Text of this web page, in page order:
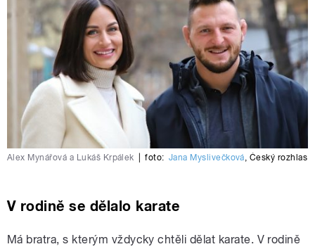
Alex Mynářová a Lukáš Krpálek foto: Jana Myslivečková Český rozhlas
V rodině se dělalo karate
Má bratra, s kterým vždycky chtěli dělat karate. V rodině